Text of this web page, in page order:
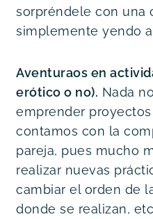
sorpréndele con una
simplemente yendo
Aventuraos en
erótico o no). Nada
emprender
contamos con la
pareja, pues mucho
realizar nuevas
cambiar el orden de
donde se realizan,